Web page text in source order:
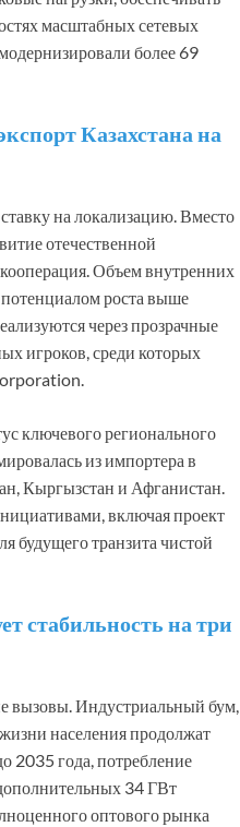
масштабных сетевых
более 69
Казахстана на
на локализацию. Вместо
отечественной
Объем внутренних
роста выше
через прозрачные
игроков, среди которых
ключевого регионального
из импортера в
Кыргызстан и Афганистан.
включая проект
будущего транзита чистой
стабильность на три
вызовы. Индустриальный бум,
населения продолжат
2035 года, потребление
34 ГВт
оптового рынка